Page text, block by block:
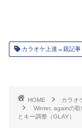
カラオケ上達→親記事
HOME
カラオ
Winter, againの
とキー調整（GLAY）